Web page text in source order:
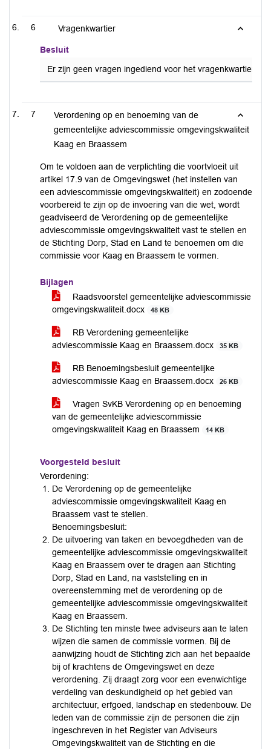
6 Vragenkwartier
Besluit
Er zijn geen vragen ingediend voor het vragenkwartier.
7
Verordening op en benoeming van de
gemeentelijke adviescommissie omgevingskwaliteit
Kaag en Braassem
Om te voldoen aan de verplichting die voortvloeit uit
artikel 17.9 van de Omgevingswet (het instellen van
een adviescommissie omgevingskwaliteit) en zodoende
voorbereid te zijn op de invoering van die wet, wordt
geadviseerd de Verordening op de gemeentelijke
adviescommissie omgevingskwaliteit vast te stellen en
de Stichting Dorp, Stad en Land te benoemen om die
commissie voor Kaag en Braassem te vormen.
Bijlagen
Raadsvoorstel gemeentelijke adviescommissie
omgevingskwaliteit.docx
48 KB
RB Verordening gemeentelijke
adviescommissie Kaag en Braassem.docx
35 KB
RB Benoemingsbesluit gemeentelijke
adviescommissie Kaag en Braassem.docx
26 KB
Vragen SvKB Verordening op en benoeming
van de gemeentelijke adviescommissie
omgevingskwaliteit Kaag en Braassem
14 KB
Voorgesteld besluit
Verordening:
De Verordening op de gemeentelijke
adviescommissie omgevingskwaliteit Kaag en
Braassem vast te stellen.
Benoemingsbesluit:
De uitvoering van taken en bevoegdheden van de
gemeentelijke adviescommissie omgevingskwaliteit
Kaag en Braassem over te dragen aan Stichting
Dorp, Stad en Land, na vaststelling en in
overeenstemming met de verordening op de
gemeentelijke adviescommissie omgevingskwaliteit
Kaag en Braassem.
De Stichting ten minste twee adviseurs aan te laten
wijzen die samen de commissie vormen. Bij de
aanwijzing houdt de Stichting zich aan het bepaalde
bij of krachtens de Omgevingswet en deze
verordening. Zij draagt zorg voor een evenwichtige
verdeling van deskundigheid op het gebied van
architectuur, erfgoed, landschap en stedenbouw. De
leden van de commissie zijn de personen die zijn
ingeschreven in het Register van Adviseurs
Omgevingskwaliteit van de Stichting en die